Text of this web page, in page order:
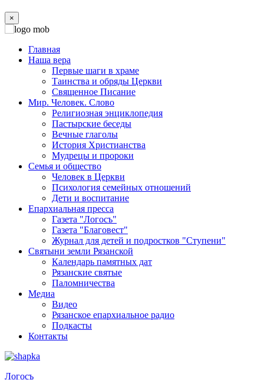
×
Главная
Наша вера
Первые шаги в храме
Таинства и обряды Церкви
Священное Писание
Мир. Человек. Слово
Религиозная энциклопедия
Пастырские беседы
Вечные глаголы
История Христианства
Мудрецы и пророки
Семья и общество
Человек в Церкви
Психология семейных отношений
Дети и воспитание
Епархиальная пресса
Газета "Логосъ"
Газета "Благовест"
Журнал для детей и подростков "Ступени"
Святыни земли Рязанской
Календарь памятных дат
Рязанские святые
Паломничества
Медиа
Видео
Рязанское епархиальное радио
Подкасты
Контакты
Логосъ